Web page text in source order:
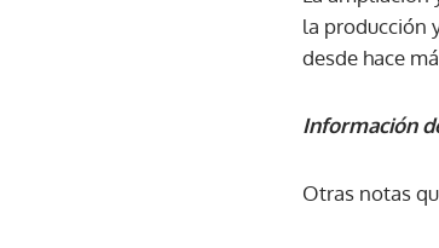
la producción
desde hace
Información
Otras notas